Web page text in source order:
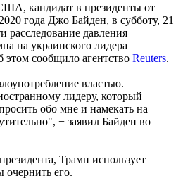
кандидат в президенты от
года Джо Байден, в субботу, 21
расследование давления
на украинского лидера
сообщило агентство Reuters.
властью.
лидеру, который
обо мне и намекать на
− заявил Байден во
Трамп использует
его.